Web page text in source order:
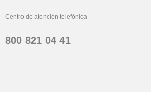
Centro de atención telefónica
800 821 04 41